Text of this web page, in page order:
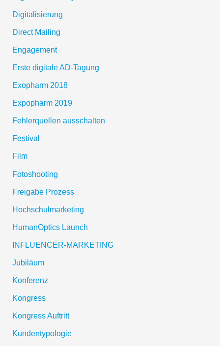
Digitalisierung
Direct Mailing
Engagement
Erste digitale AD-Tagung
Exopharm 2018
Expopharm 2019
Fehlerquellen ausschalten
Festival
Film
Fotoshooting
Freigabe Prozess
Hochschulmarketing
HumanOptics Launch
INFLUENCER-MARKETING
Jubiläum
Konferenz
Kongress
Kongress Auftritt
Kundentypologie